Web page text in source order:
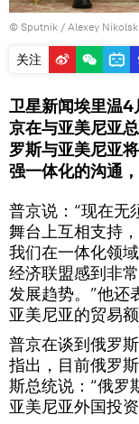
© Sputnik / Alexey
关注
卫星新闻埃里温4
京在与亚美尼亚
罗斯与亚美尼亚
强一体化的沟通
普京说：“现在无
舞台上互相支持
我们在一体化领
经济联盟感到非
发展趋势。”他还
亚美尼亚的贸易
普京在谈到俄罗
指出，目前俄罗
斯总统说：“俄罗
亚美尼亚外国投